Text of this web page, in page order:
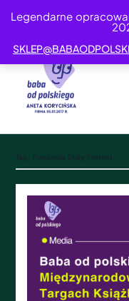
Legendarne